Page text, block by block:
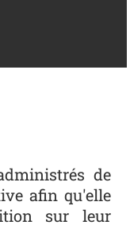
de
afin qu'elle
sur leur